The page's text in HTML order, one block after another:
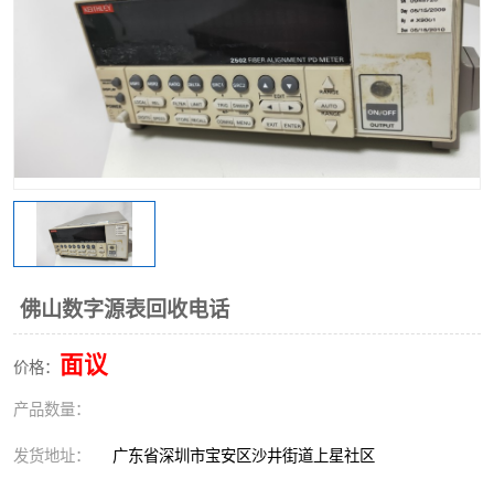
佛山数字源表回收电话
价格： 面议
产品数量：
发货地址： 广东省深圳市宝安区沙井街道上星社区